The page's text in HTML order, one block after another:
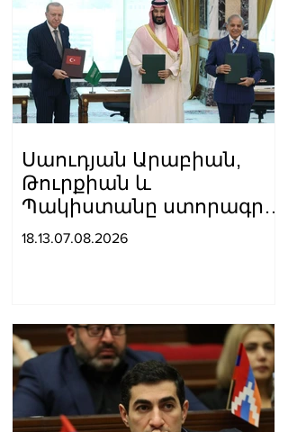
Սաուդյան Արաբիան,
Թուրքիան և
Պակիստանը ստորագրել
են հավաքական
18.13.07.08.2026